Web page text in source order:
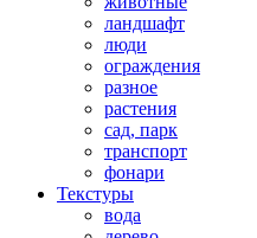
ландшафт
люди
ограждения
разное
растения
сад, парк
транспорт
фонари
Текстуры
вода